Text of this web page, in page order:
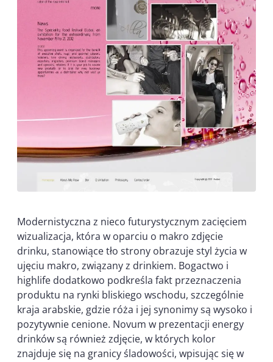
Modernistyczna z nieco futurystycznym zacięciem
wizualizacja, która w oparciu o makro zdjęcie
drinku, stanowiące tło strony obrazuje styl życia w
ujęciu makro, związany z drinkiem. Bogactwo i
highlife dodatkowo podkreśla fakt przeznaczenia
produktu na rynki bliskiego wschodu, szczególnie
kraja arabskie, gdzie róża i jej synonimy są wysoko i
pozytywnie cenione. Novum w prezentacji energy
drinków są również zdjęcie, w których kolor
znajduje się na granicy śladowości, wpisując się w